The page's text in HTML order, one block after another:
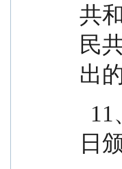
共
民
出
日